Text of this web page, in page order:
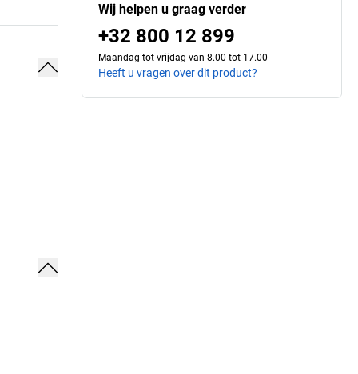
Wij helpen u graag verder
+32 800 12 899
Maandag tot vrijdag van 8.00 tot 17.00
Heeft u vragen over dit product?